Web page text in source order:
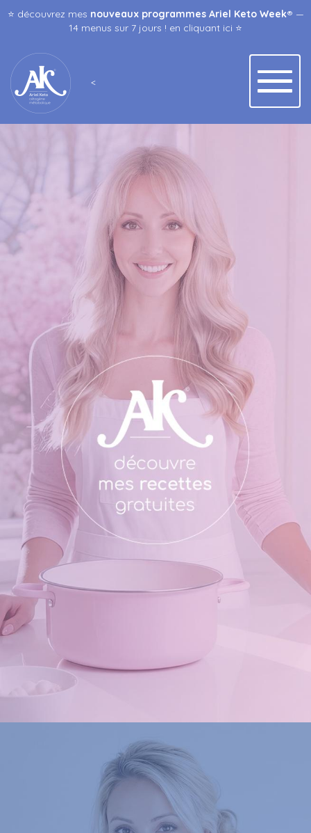
⭐️ découvrez mes nouveaux programmes Ariel Keto Week® —
14 menus sur 7 jours ! en cliquant ici ⭐️
<